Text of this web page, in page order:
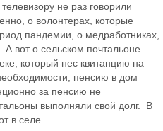
не раз говорили
о волонтерах, которые
пандемии, о медработниках,
вот о сельском почтальоне
который нес квитанцию на
пенсию в дом
за пенсию не
выполняли свой долг. В
в селе…